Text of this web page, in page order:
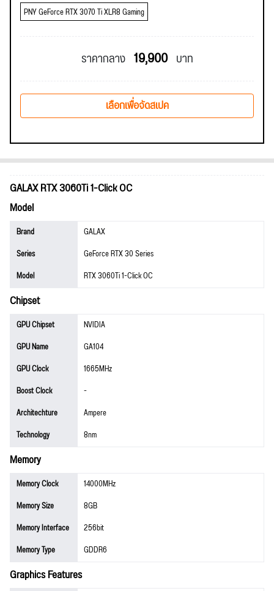
PNY GeForce RTX 3070 Ti XLR8 Gaming
ราคากลาง 19,900 บาท
เลือกเพื่อจัดสเปค
GALAX RTX 3060Ti 1-Click OC
Model
Brand
GALAX
Series
GeForce RTX 30 Series
Model
RTX 3060Ti 1-Click OC
Chipset
GPU Chipset
NVIDIA
GPU Name
GA104
GPU Clock
1665MHz
Boost Clock
-
Architechture
Ampere
Technology
8nm
Memory
Memory Clock
14000MHz
Memory Size
8GB
Memory Interface
256bit
Memory Type
GDDR6
Graphics Features